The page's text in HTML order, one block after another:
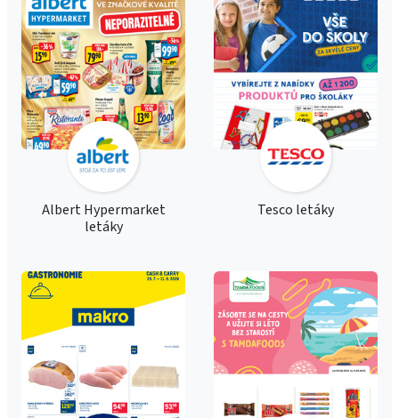
Albert Hypermarket
letáky
Tesco letáky